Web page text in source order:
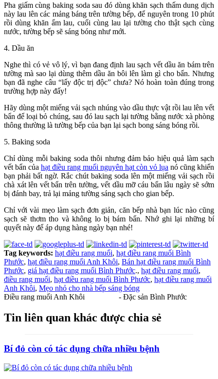
Pha giấm cùng baking soda sau đó dùng khăn sạch thấm dung dịch
này lau lên các mảng báng trên tường bếp, để nguyên trong 10 phút
rồi dùng khăn ẩm lau, cuối cùng lau lại tường cho thật sạch cùng
nước, tường bếp sẽ sáng bóng như mới.
4. Dầu ăn
Nghe thì có vẻ vô lý, vì bạn đang định lau sạch vết dầu ăn bám trên
tường mà sao lại dùng thêm dầu ăn bôi lên làm gì cho bẩn. Nhưng
bạn đã nghe câu “lấy độc trị độc” chưa? Nó hoàn toàn đúng trong
trường hợp này đấy!
Hãy dùng một miếng vải sạch nhúng vào dầu thực vật rồi lau lên vết
bẩn để loại bỏ chúng, sau đó lau sạch lại tường bằng nước xà phòng
thông thường là tường bếp của bạn lại sạch bong sáng bóng rồi.
5. Baking soda
Chỉ dùng mỗi baking soda thôi nhưng đảm bảo hiệu quả làm sạch
vết bẩn của hạt điều rang muối nguyên hạt còn vỏ lụa nó cũng khiến
bạn phải bất ngờ. Rắc chút baking soda lên một miếng vải sạch rồi
chà xát lên vết bẩn trên tường, vết dầu mỡ cáu bẩn lâu ngày sẽ sớm
bị đánh bay, trả lại mảng tường sáng sạch cho gian bếp.
Chỉ với vài mẹo làm sạch đơn giản, căn bếp nhà bạn lúc nào cũng
sạch sẽ thơm tho và không lo bị bám bẩn. Nhớ ghi lại những bí
quyết này để áp dụng hàng ngày bạn nhé!
Tag keywords: hạt điều rang muối, hạt điều rang muối Bình
Phước, hạt điều rang muối Anh Khôi, Bán hạt điều rang muối Bình
Phước, giá hạt điều rang muối Bình Phước., hạt điều rang muối,
điều rang muối, hạt điều rang muối Bình Phước, hạt điều rang muối
Anh Khôi, Mẹo nhỏ cho nhà bếp sáng bóng
Điều rang muối Anh Khôi
- Đặc sản Bình Phước
Tin liên quan khác được chia sẻ
Bí đỏ còn có tác dụng chữa nhiều bệnh